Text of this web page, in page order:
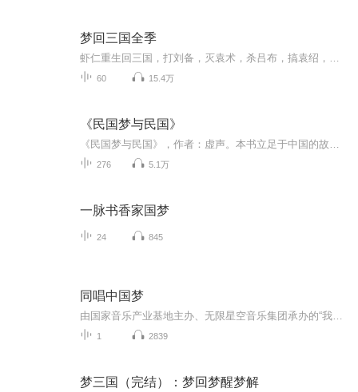
梦回三国全季
60 15.4万
《民国梦与民国》
276 5.1万
一脉书香家国梦
24 845
同唱中国梦
1 2839
梦三国（完结）：梦回梦醒梦解